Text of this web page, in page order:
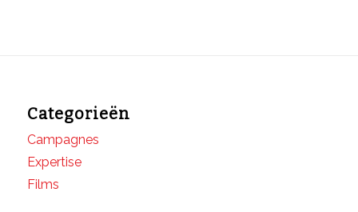
Categorieën
Campagnes
Expertise
Films